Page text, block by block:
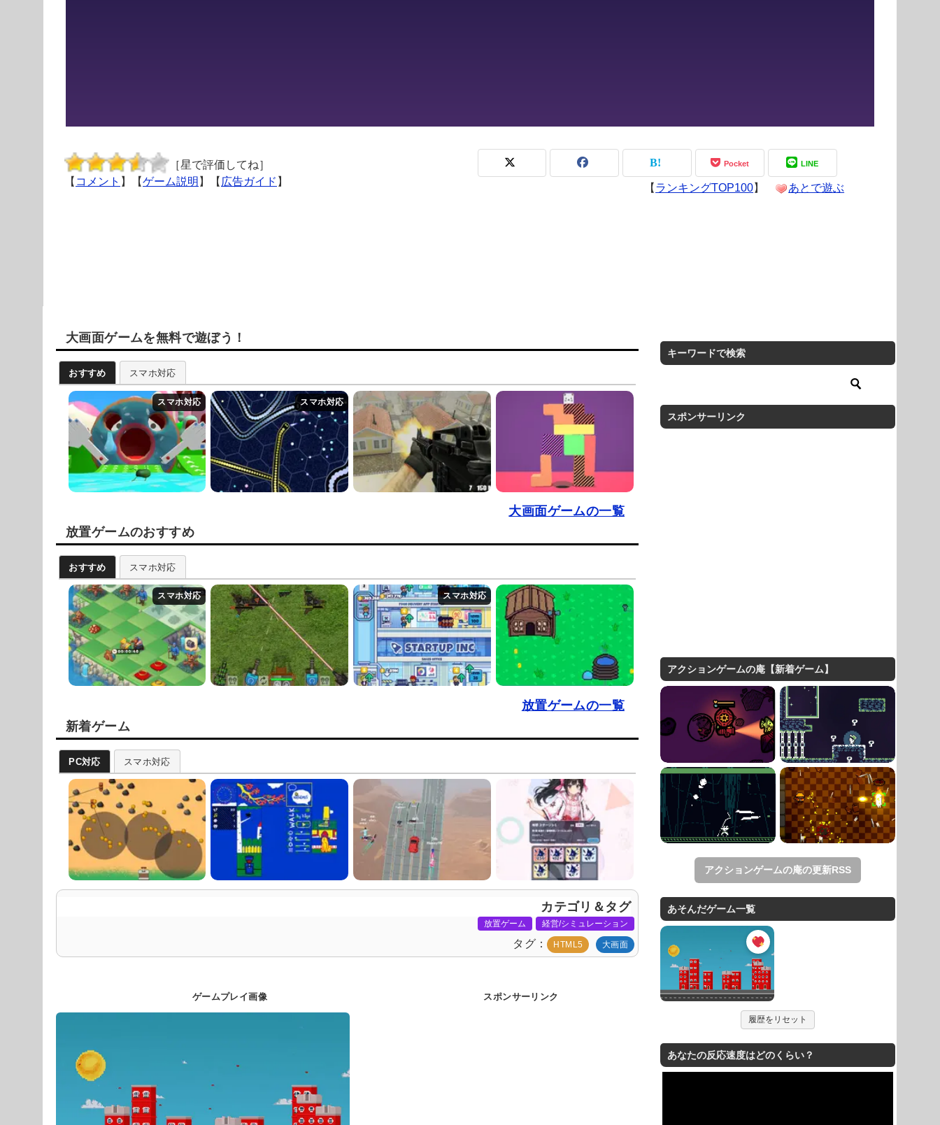
［星で評価してね］
【 コメント 】【ゲーム説明 】【 広告ガイド 】
Pocket LINE
【 ランキングTOP100】 あとで遊ぶ
大画面ゲームを無料で遊ぼう！
おすすめ スマホ対応
大画面ゲームの一覧
放置ゲームのおすすめ
おすすめ スマホ対応
放置ゲームの一覧
新着ゲーム
PC対応 スマホ対応
カテゴリ＆タグ
放置ゲーム 経営/シミュレーション
タグ HTML5 大画面
ゲームプレイ画像 スポンサーリンク
キーワードで検索
スポンサーリンク
アクションゲームの庵【新着ゲーム】
アクションゲームの庵の更新RSS
あそんだゲーム一覧
履歴をリセット
あなたの反応速度はどのくらい？